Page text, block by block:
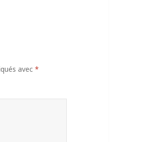
avec*